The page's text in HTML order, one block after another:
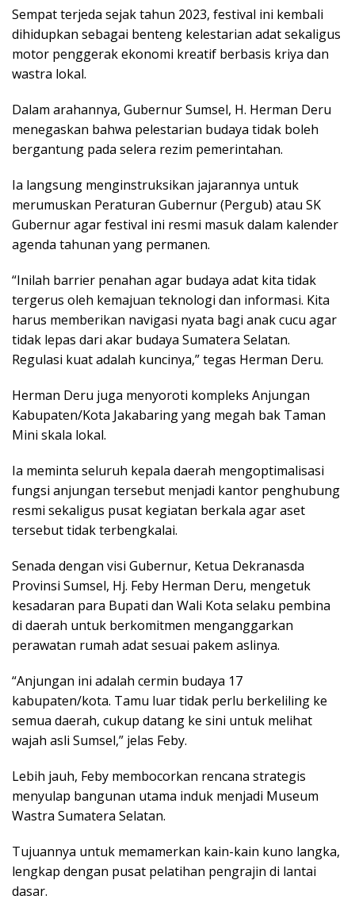
Sempat terjeda sejak tahun 2023, festival ini kembali
dihidupkan sebagai benteng kelestarian adat sekaligus
motor penggerak ekonomi kreatif berbasis kriya dan
wastra lokal.
Dalam arahannya, Gubernur Sumsel, H. Herman Deru
menegaskan bahwa pelestarian budaya tidak boleh
bergantung pada selera rezim pemerintahan.
Ia langsung menginstruksikan jajarannya untuk
merumuskan Peraturan Gubernur (Pergub) atau SK
Gubernur agar festival ini resmi masuk dalam kalender
agenda tahunan yang permanen.
“Inilah barrier penahan agar budaya adat kita tidak
tergerus oleh kemajuan teknologi dan informasi. Kita
harus memberikan navigasi nyata bagi anak cucu agar
tidak lepas dari akar budaya Sumatera Selatan.
Regulasi kuat adalah kuncinya,” tegas Herman Deru.
Herman Deru juga menyoroti kompleks Anjungan
Kabupaten/Kota Jakabaring yang megah bak Taman
Mini skala lokal.
Ia meminta seluruh kepala daerah mengoptimalisasi
fungsi anjungan tersebut menjadi kantor penghubung
resmi sekaligus pusat kegiatan berkala agar aset
tersebut tidak terbengkalai.
Senada dengan visi Gubernur, Ketua Dekranasda
Provinsi Sumsel, Hj. Feby Herman Deru, mengetuk
kesadaran para Bupati dan Wali Kota selaku pembina
di daerah untuk berkomitmen menganggarkan
perawatan rumah adat sesuai pakem aslinya.
“Anjungan ini adalah cermin budaya 17
kabupaten/kota. Tamu luar tidak perlu berkeliling ke
semua daerah, cukup datang ke sini untuk melihat
wajah asli Sumsel,” jelas Feby.
Lebih jauh, Feby membocorkan rencana strategis
menyulap bangunan utama induk menjadi Museum
Wastra Sumatera Selatan.
Tujuannya untuk memamerkan kain-kain kuno langka,
lengkap dengan pusat pelatihan pengrajin di lantai
dasar.